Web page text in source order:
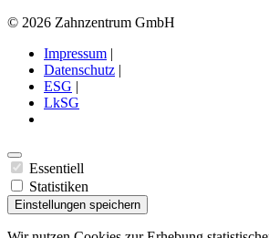
© 2026 Zahnzentrum GmbH
Impressum |
Datenschutz |
ESG |
LkSG
Essentiell
Statistiken
Einstellungen speichern